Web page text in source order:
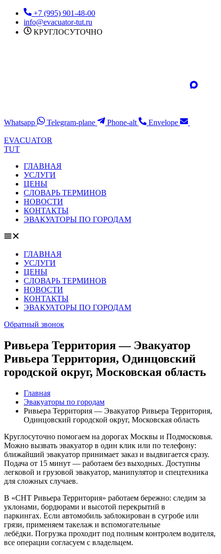
Перейти
содержимому
+7 (995) 901-48-00
info@evacuator-tut.ru
КРУГЛОСУТОЧНО
Whatsapp Telegram-plane Phone-alt Envelope
EVACUATOR
TUT
ГЛАВНАЯ
УСЛУГИ
ЦЕНЫ
СЛОВАРЬ ТЕРМИНОВ
НОВОСТИ
КОНТАКТЫ
ЭВАКУАТОРЫ ПО ГОРОДАМ
ГЛАВНАЯ
УСЛУГИ
ЦЕНЫ
СЛОВАРЬ ТЕРМИНОВ
НОВОСТИ
КОНТАКТЫ
ЭВАКУАТОРЫ ПО ГОРОДАМ
Обратный звонок
Ривьера Территория — Эвакуатор
Ривьера Территория, Одинцовский
городской округ, Московская область
Главная
Эвакуаторы по городам
Ривьера Территория — Эвакуатор Ривьера Территория,
Одинцовский городской округ, Московская область
Круглосуточно помогаем на дорогах Москвы и Подмосковья.
Можно вызвать эвакуатор в один клик или по телефону:
ближайший эвакуатор принимает заказ и выдвигается сразу.
Подача от 15 минут — работаем без выходных. Доступны
легковой и грузовой эвакуатор, манипулятор и спецтехника
для сложных случаев.
В «СНТ Ривьера Территория» работаем бережно: следим за
уклонами, бордюрами и высотой перекрытий в
паркингах. Если автомобиль заблокирован в сугробе или
грязи, применяем такелаж и вспомогательные
лебёдки. Погрузка проходит под полным контролем водителя,
все операции согласуем с владельцем.